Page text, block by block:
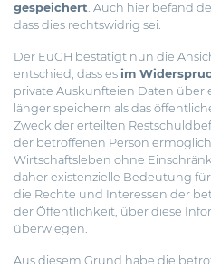
gespeichert. Auch hier befand
dass dies rechtswidrig sei.
Der EuGH bestätigt nun die
entschied, dass es im
private Auskunfteien Daten über
länger speichern als das
Zweck der erteilten
der betroffenen Person
Wirtschaftsleben ohne
daher existenzielle Bedeutung
die Rechte und Interessen der
der Öffentlichkeit, über diese
überwiegen.
Aus diesem Grund habe die